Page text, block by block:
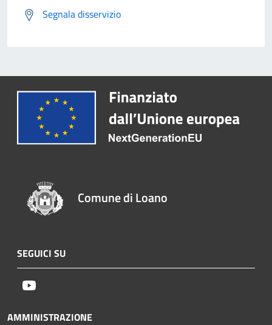
Segnala disservizio
Comune di Loano
SEGUICI SU
AMMINISTRAZIONE